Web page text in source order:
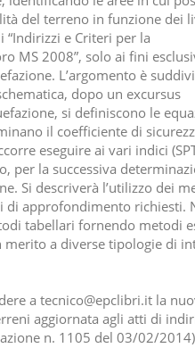
del terreno in funzione dei
e Criteri per la
MS 2008”, solo ai fini
L’argomento è
dopo un excursus
si definiscono le
il coefficiente di
eseguire ai vari indici
per la successiva
Si descriverà l’utilizzo dei
di approfondimento richiesti.
tabellari fornendo metodi
a diverse tipologie di
a tecnico@epclibri.it la
aggiornata agli atti di
n. 1105 del 03/02/